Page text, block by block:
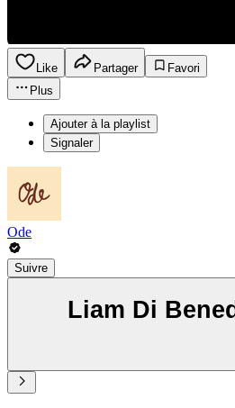
Like Partager
Favori
Plus
Ajouter à la playlist
Signaler
Ode
Suivre
Liam Di